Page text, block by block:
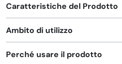
Caratteristiche del Prodotto
Ambito di utilizzo
Perché usare il prodotto